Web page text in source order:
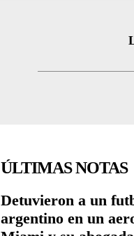
ÚLTIMAS NOTAS
Detuvieron a un
argentino en un